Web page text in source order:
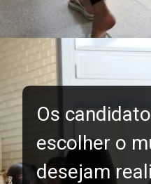
Os
escolher o
desejam